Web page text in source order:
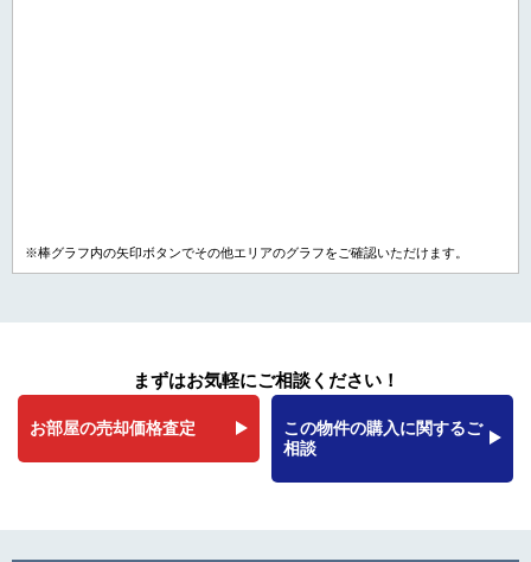
※棒グラフ内の矢印ボタンでその他エリアのグラフをご確認いただけます。
まずはお気軽にご相談ください！
お部屋の売却価格査定
この物件の購入に関するご
相談